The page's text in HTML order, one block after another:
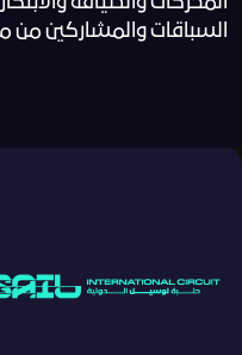
السباقات والمشاركين من